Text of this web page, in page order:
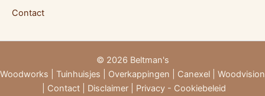
Contact
© 2026 Beltman's
Woodworks
Tuinhuisjes Overkappingen Canexel
Woodvision
Contact| Disclaimer| Privacy - Cookiebeleid